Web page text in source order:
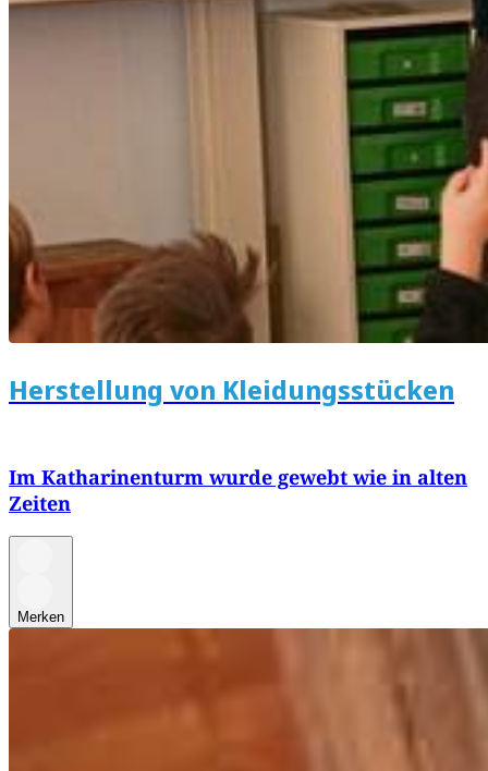
Herstellung von Kleidungsstücken
Im Katharinenturm wurde gewebt wie in alten
Zeiten
Merken